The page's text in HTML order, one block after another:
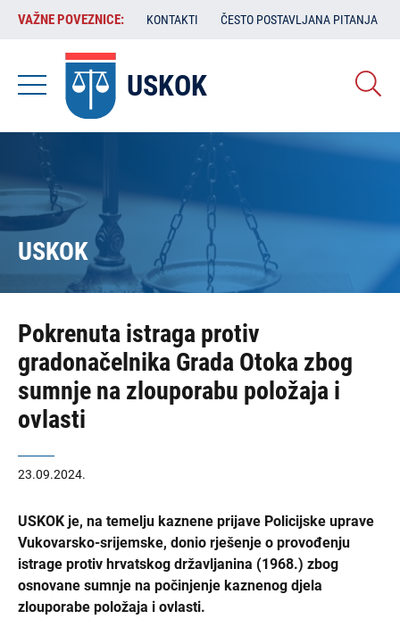
Skoči
sadržaj
VAŽNE
POVEZNICE:
VAŽNE POVEZNICE: KONTAKTI ČESTO POSTAVLJANA PITANJA
USKOK
USKOK
Pokrenuta istraga protiv
gradonačelnika Grada Otoka zbog
sumnje na zlouporabu položaja i
ovlasti
23.09.2024.
USKOK je, na temelju kaznene prijave Policijske uprave
Vukovarsko-srijemske, donio rješenje o provođenju
istrage protiv hrvatskog državljanina (1968.) zbog
osnovane sumnje na počinjenje kaznenog djela
zlouporabe položaja i ovlasti.